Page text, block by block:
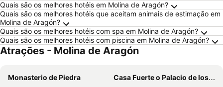
Quais são os melhores hotéis em Molina de Aragón?
Quais são os melhores hotéis que aceitam animais de estimação em
Molina de Aragón?
Quais são os melhores hotéis com spa em Molina de Aragón?
Quais são os melhores hotéis com piscina em Molina de Aragón?
Atrações - Molina de Aragón
Monasterio de Piedra
Casa Fuerte o Palacio de los Vega de Arias